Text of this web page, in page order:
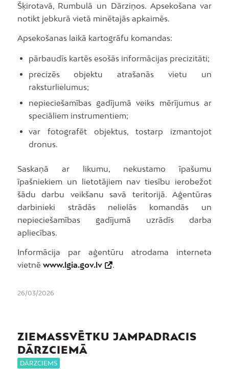
Šķirotavā, Rumbulā un Dārziņos. Apsekošana var
notikt jebkurā vietā minētajās apkaimēs.
Apsekošanas laikā kartogrāfu komandas:
pārbaudīs kartēs esošās informācijas precizitāti;
precizēs objektu atrašanās vietu un
raksturlielumus;
nepieciešamības gadījumā veiks mērījumus ar
speciāliem instrumentiem;
var fotografēt objektus, tostarp izmantojot
dronus.
Saskaņā ar likumu, nekustamo īpašumu
īpašniekiem un lietotājiem nav tiesību ierobežot
šādu darbu veikšanu savā teritorijā. Aģentūras
darbinieki strādās nelielās komandās un
nepieciešamības gadījumā uzrādīs darba
apliecības.
Informācija par aģentūru atrodama interneta
vietnē www.lgia.gov.lv .
26/03/2026
ZIEMASSVĒTKU JAMPADRACIS
DĀRZCIEMĀ
DĀRZCIEMS